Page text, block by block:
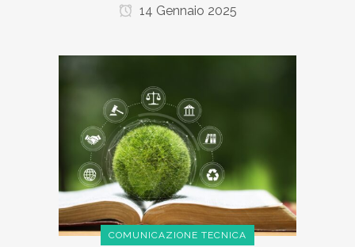
14 Gennaio 2025
COMUNICAZIONE TECNICA